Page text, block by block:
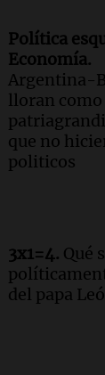
del
para
de semana
recibe
de
Jaldo busca
Aires
Política
Economía.
Argentina-
lloran como
que no
politicos
3x1=4. Qué
del papa